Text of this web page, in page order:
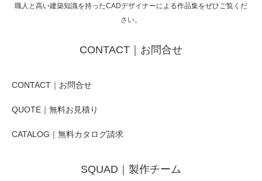
職人と高い建築知識を持ったCADデザイナーによる作品集をぜひご覧くだ
さい。
CONTACT｜お問合せ
CONTACT｜お問合せ
QUOTE｜無料お見積り
CATALOG｜無料カタログ請求
SQUAD｜製作チーム